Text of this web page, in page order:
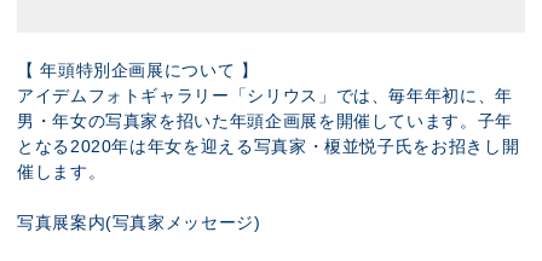
【 年頭特別企画展について 】
アイデムフォトギャラリー「シリウス」では、毎年年初に、年
男・年女の写真家を招いた年頭企画展を開催しています。子年
となる2020年は年女を迎える写真家・榎並悦子氏をお招きし開
催します。
写真展案内(写真家メッセージ)